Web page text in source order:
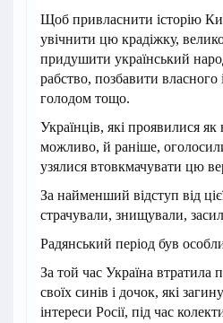
Щоб привласнити історію
увічнити цю крадіжку,
придушити український
рабство, позбавити власного
голодом тощо.
Українців, які проявилися
можливо, й раніше,
узялися втовкмачувати цю
За найменший відступ від
страчували, знищували,
Радянський період був
За той час Україна втратила
своїх синів і дочок, які
інтереси Росії, під час